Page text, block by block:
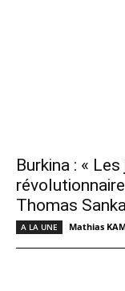
Burkina : «
Thomas
A LA UNE Mathias